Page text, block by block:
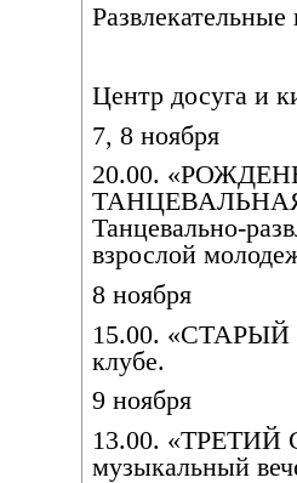
Центр досуга и
7, 8 ноября
20.00.
Танцевально-
взрослой
8 ноября
15.00. «СТАРЫЙ
клубе.
9 ноября
13.00. «ТРЕТИЙ
музыкальный